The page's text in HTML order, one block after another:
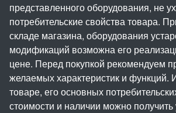
представленного оборудования, не
потребительские свойства товара.
складе магазина, оборудования
модификаций возможна его
цене. Перед покупкой рекомендуем
желаемых характеристик и
товаре, его основных
стоимости и наличии можно